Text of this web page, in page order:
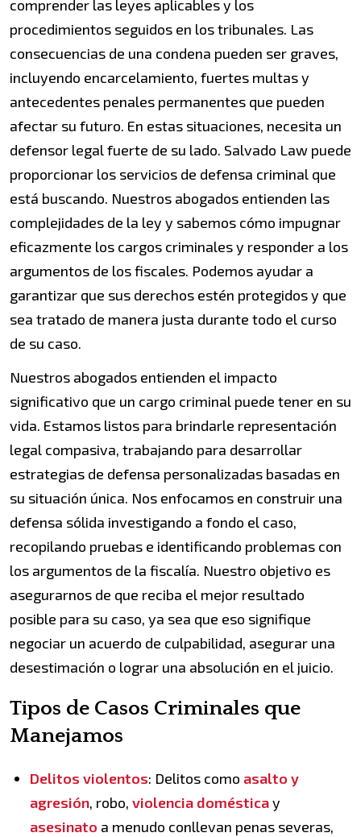
comprender las leyes aplicables y los
procedimientos seguidos en los tribunales. Las
consecuencias de una condena pueden ser graves,
incluyendo encarcelamiento, fuertes multas y
antecedentes penales permanentes que pueden
afectar su futuro. En estas situaciones, necesita un
defensor legal fuerte de su lado. Salvado Law puede
proporcionar los servicios de defensa criminal que
está buscando. Nuestros abogados entienden las
complejidades de la ley y sabemos cómo impugnar
eficazmente los cargos criminales y responder a los
argumentos de los fiscales. Podemos ayudar a
garantizar que sus derechos estén protegidos y que
sea tratado de manera justa durante todo el curso
de su caso.
Nuestros abogados entienden el impacto
significativo que un cargo criminal puede tener en su
vida. Estamos listos para brindarle representación
legal compasiva, trabajando para desarrollar
estrategias de defensa personalizadas basadas en
su situación única. Nos enfocamos en construir una
defensa sólida investigando a fondo el caso,
recopilando pruebas e identificando problemas con
los argumentos de la fiscalía. Nuestro objetivo es
asegurarnos de que reciba el mejor resultado
posible para su caso, ya sea que eso signifique
negociar un acuerdo de culpabilidad, asegurar una
desestimación o lograr una absolución en el juicio.
Tipos de Casos Criminales que
Manejamos
Delitos violentos: Delitos como asalto y
agresión, robo, violencia domésticay
asesinato a menudo conllevan penas severas,